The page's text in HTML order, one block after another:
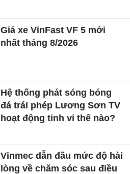
Giá xe VinFast VF 5 mới
nhất tháng 8/2026
Hệ thống phát sóng bóng
đá trái phép Lương Sơn TV
hoạt động tinh vi thế nào?
Vinmec dẫn đầu mức độ hài
lòng về chăm sóc sau điều